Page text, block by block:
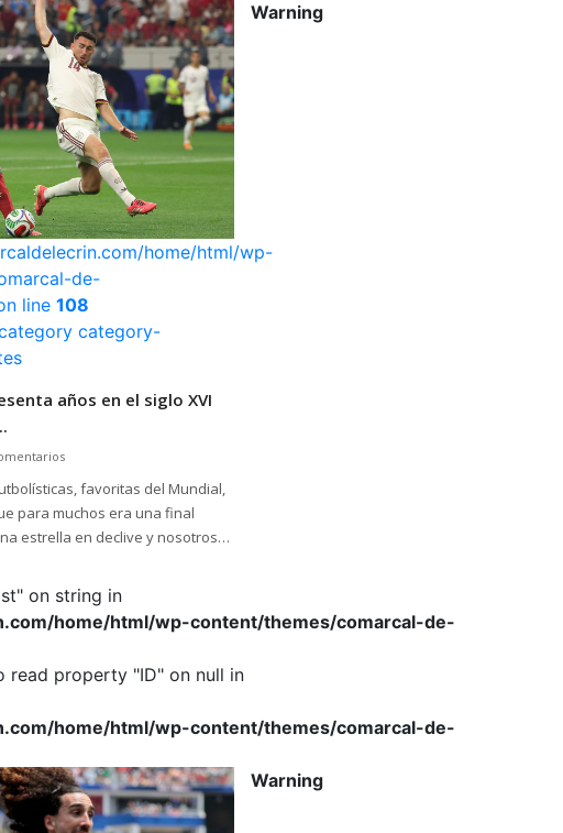
home/html/wp-
de-
line 108
category-
años en el siglo XVI
favoritas del Mundial,
para muchos era una final
estrella en declive y nosotros
Warning
on string in
home/html/wp-content/themes/comarcal-de-
read property "ID" on null in
home/html/wp-content/themes/comarcal-de-
Warning